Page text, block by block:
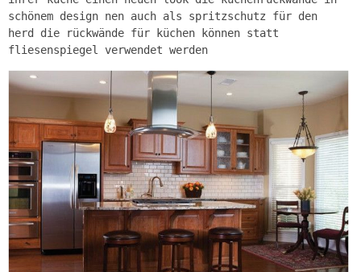
schönem design nen auch als spritzschutz für den
herd die rückwände für küchen können statt
fliesenspiegel verwendet werden